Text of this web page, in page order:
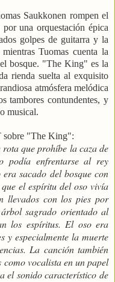
Saukkonen rompen el
una orquestación épica
golpes de guitarra y la
Tuomas cuenta la
bosque. "The King" es la
rienda suelta al exquisito
atmósfera melódica
tambores contundentes, y
musical.
sobre "The King":
que prohíbe la caza de
podía enfrentarse al rey
sacado del bosque con
el espíritu del oso vivía
llevados con los pies por
sagrado orientado al
los espíritus. El oso era
y especialmente la muerte
La canción también
vocalista en un papel
el sonido característico de